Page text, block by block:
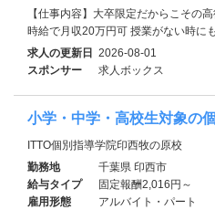
【仕事内容】大卒限定だからこその
時給で月収20万円可 授業がない時に
求人の更新日 2026-08-01
スポンサー
求人ボックス
小学・中学・高校生対象の
ITTO個別指導学院印西牧の原校
勤務地
千葉県 印西市
給与タイプ
固定報酬2,016円～
雇用形態
アルバイト・パート